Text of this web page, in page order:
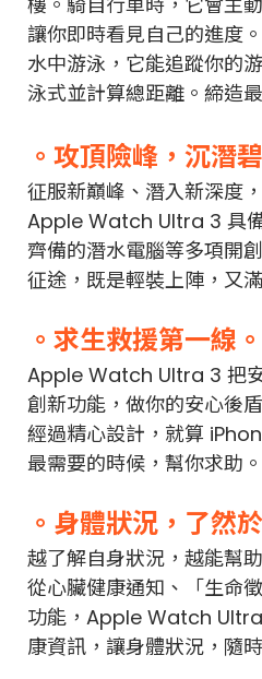
讓你即時看見自己的進度。
水中游泳，它能追蹤你的
泳式並計算總距離。締造
。攻頂險峰，沉潛
征服新巔峰、潛入新深度
Apple Watch Ultra 3 具
齊備的潛水電腦等多項開
征途，既是輕裝上陣，又
。求生救援第一線。
Apple Watch Ultra 3 把
創新功能，做你的安心後盾
經過精心設計，就算
最需要的時候，幫你求助。
。身體狀況，了然
越了解自身狀況，越能幫
從心臟健康通知、「生命
功能，Apple Watch
康資訊，讓身體狀況，隨